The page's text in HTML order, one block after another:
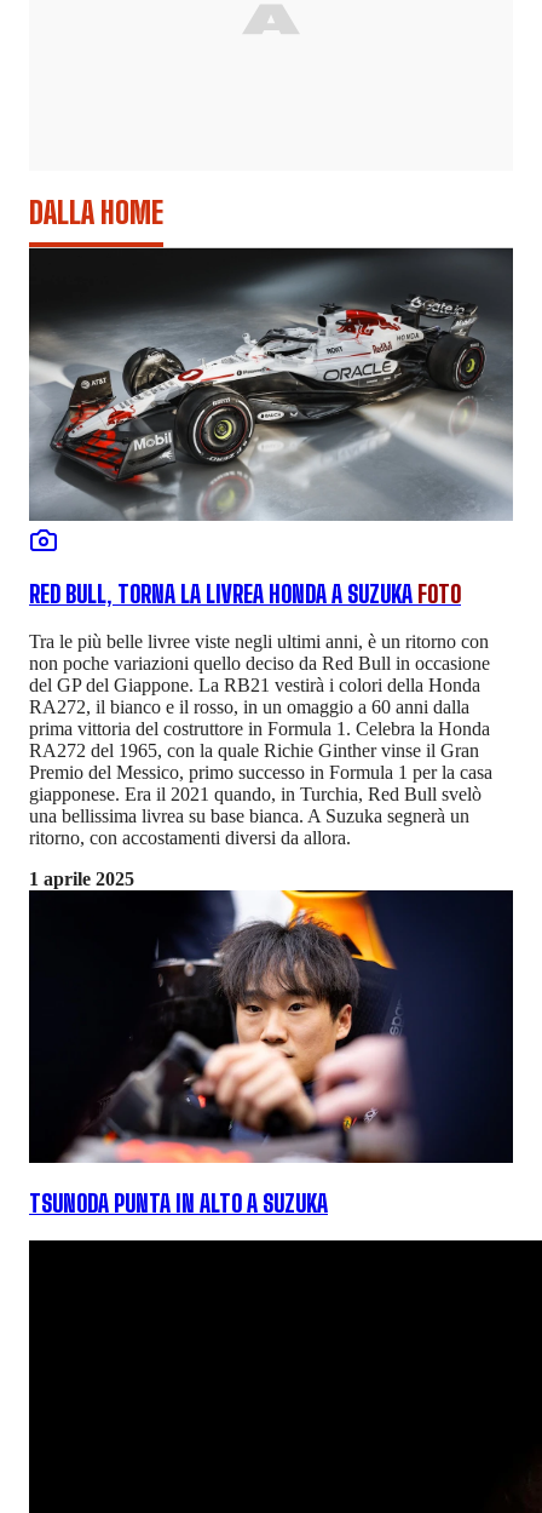
DALLA HOME
RED BULL, TORNA LA LIVREA HONDA A SUZUKA FOTO
Tra le più belle livree viste negli ultimi anni, è un ritorno con
non poche variazioni quello deciso da Red Bull in occasione
del GP del Giappone. La RB21 vestirà i colori della Honda
RA272, il bianco e il rosso, in un omaggio a 60 anni dalla
prima vittoria del costruttore in Formula 1. Celebra la Honda
RA272 del 1965, con la quale Richie Ginther vinse il Gran
Premio del Messico, primo successo in Formula 1 per la casa
giapponese. Era il 2021 quando, in Turchia, Red Bull svelò
una bellissima livrea su base bianca. A Suzuka segnerà un
ritorno, con accostamenti diversi da allora.
1 aprile 2025
TSUNODA PUNTA IN ALTO A SUZUKA